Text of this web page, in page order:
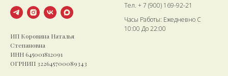
ИП Коровина Наталья
Степановна
ИНН 645001812091
ОГРНИП 322645700089343
Тел. + 7 (900) 169-92-21
Часы Работы: Ежедневно С
10:00 До 22:00